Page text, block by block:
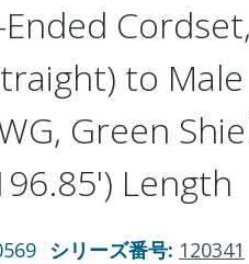
to Male
Green
Length
シリーズ番号: 120341